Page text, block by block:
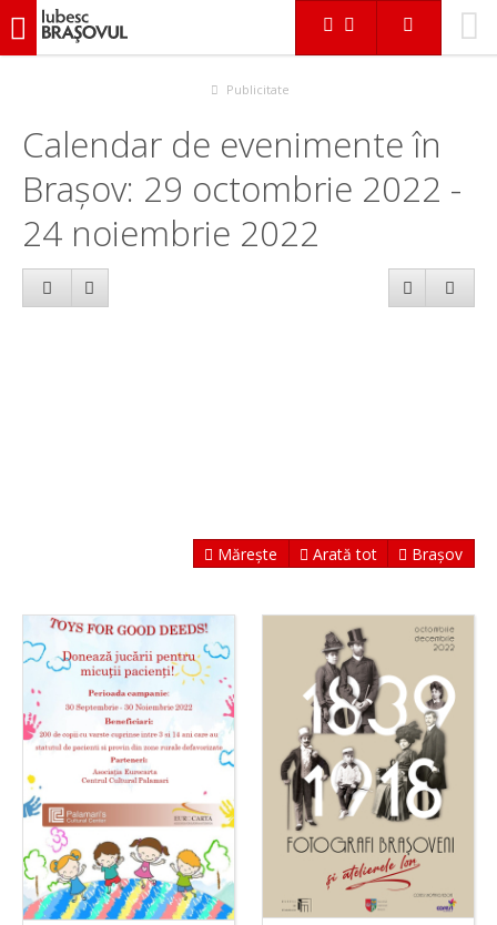
iubescbraşovul.ro
Publicitate
Calendar de evenimente în
Brașov: 29 octombrie 2022 -
24 noiembrie 2022
Mărește Arată tot Brașov